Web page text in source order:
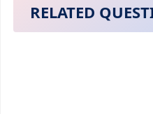
RELATED